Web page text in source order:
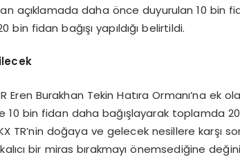
açıklamada daha önce duyurulan 10 bin
fidan bağışı yapıldığı belirtildi.
Eren Burakhan Tekin Hatıra Ormanı’na ek
10 bin fidan daha bağışlayarak toplamda
TR’nin doğaya ve gelecek nesillere karşı
bir miras bırakmayı önemsediğine